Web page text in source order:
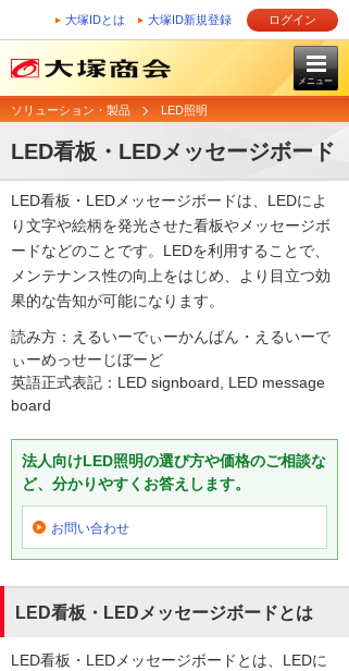
大塚IDとは 大塚ID新規登録 ログイン
メニュー
ソリューション・製品 LED照明
LED看板・LEDメッセージボード
LED看板・LEDメッセージボードは、LEDによ
り文字や絵柄を発光させた看板やメッセージボ
ードなどのことです。LEDを利用することで、
メンテナンス性の向上をはじめ、より目立つ効
果的な告知が可能になります。
読み方：えるいーでぃーかんばん・えるいーで
ぃーめっせーじぼーど
英語正式表記：LED signboard, LED message
board
法人向けLED照明の選び方や価格のご相談な
ど、分かりやすくお答えします。
お問い合わせ
LED看板・LEDメッセージボードとは
LED看板・LEDメッセージボードとは、LEDに